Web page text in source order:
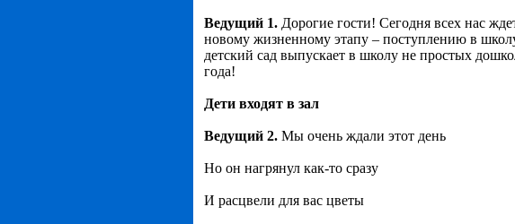
Ведущий 1. Дорогие гости! Сегодня всех нас
новому жизненному этапу – поступлению в
детский сад выпускает в школу не простых
года!
Дети входят в зал
Ведущий 2. Мы очень ждали этот день
Но он нагрянул как-то сразу
И расцвели для вас цветы